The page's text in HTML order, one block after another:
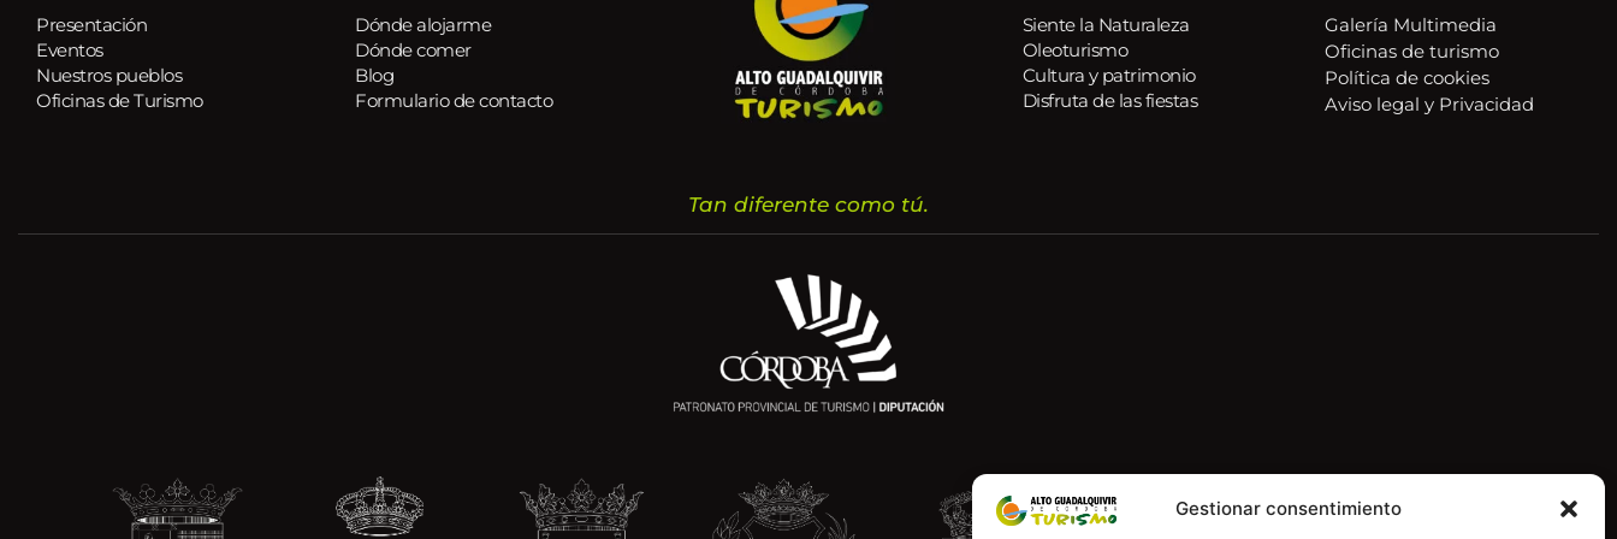
Gestionar consentimiento
Presentación
Eventos
Nuestros pueblos
Oficinas de Turismo
Dónde alojarme
Dónde comer
Blog
Formulario de contacto
Siente la Naturaleza
Oleoturismo
Cultura y patrimonio
Disfruta de las fiestas
Galería Multimedia
Oficinas de turismo
Política de cookies
Aviso legal y Privacidad
Tan diferente como tú.